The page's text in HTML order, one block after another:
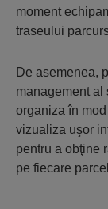
moment
traseului
De asemenea,
management al
organiza în
vizualiza uşor
pentru a obţine
pe fiecare